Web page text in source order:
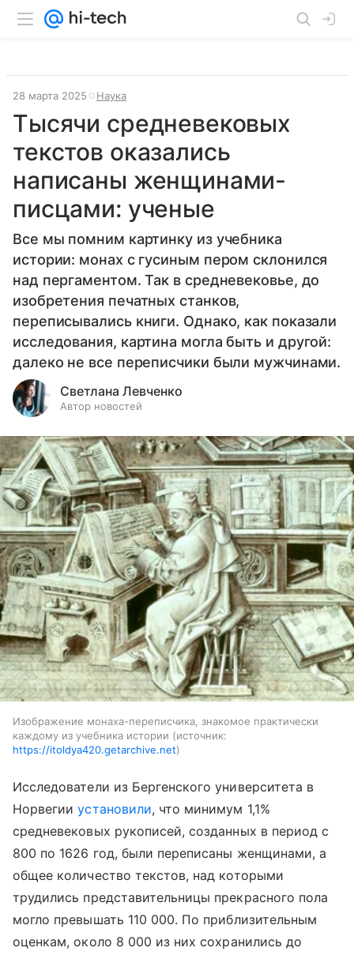
28 марта 2025 Наука
Тысячи средневековых
текстов оказались
написаны женщинами-
писцами: ученые
Все мы помним картинку из учебника
истории: монах с гусиным пером склонился
над пергаментом. Так в средневековье, до
изобретения печатных станков,
переписывались книги. Однако, как показали
исследования, картина могла быть и другой:
далеко не все переписчики были мужчинами.
Светлана Левченко
Автор новостей
Изображение монаха-переписчика, знакомое практически
каждому из учебника истории
источник:
https://itoldya420.getarchive.net
Исследователи из Бергенского университета в
Норвегииустановили, что минимум 1,1%
средневековых рукописей, созданных в период с
800 по 1626 год, были переписаны женщинами, а
общее количество текстов, над которыми
трудились представительницы прекрасного пола
могло превышать 110 000. По приблизительным
оценкам, около 8 000 из них сохранились до